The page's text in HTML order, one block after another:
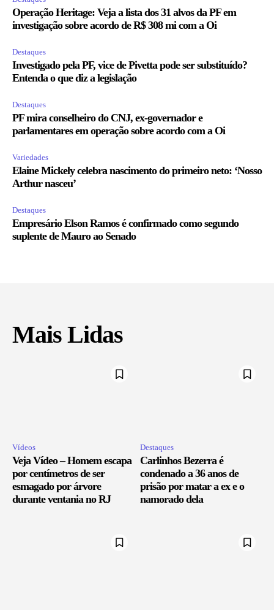
Operação Heritage: Veja a lista dos 31 alvos da PF em
investigação sobre acordo de R$ 308 mi com a Oi
Destaques
Investigado pela PF, vice de Pivetta pode ser substituído?
Entenda o que diz a legislação
Destaques
PF mira conselheiro do CNJ, ex-governador e
parlamentares em operação sobre acordo com a Oi
Variedades
Elaine Mickely celebra nascimento do primeiro neto: ‘Nosso
Arthur nasceu’
Destaques
Empresário Elson Ramos é confirmado como segundo
suplente de Mauro ao Senado
Mais Lidas
Vídeos
Veja Vídeo – Homem escapa
por centímetros de ser
esmagado por árvore
durante ventania no RJ
Destaques
Carlinhos Bezerra é
condenado a 36 anos de
prisão por matar a ex e o
namorado dela